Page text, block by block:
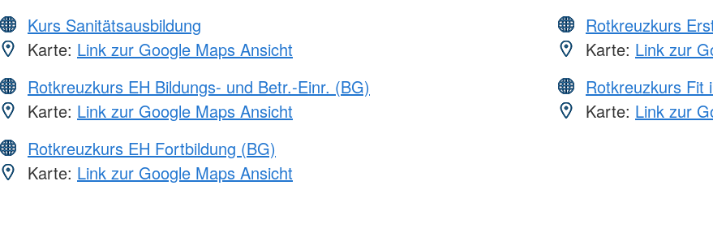
Kurs Sanitätsausbildung
Karte: Link zur Google Maps Ansicht
Rotkreuzkurs EH Bildungs- und Betr.-Einr. (BG)
Karte: Link zur Google Maps Ansicht
Rotkreuzkurs EH Fortbildung (BG)
Karte: Link zur Google Maps Ansicht
Rotkreuzkurs
Karte: Link zur
Rotkreuzkurs Fit
Karte: Link zur